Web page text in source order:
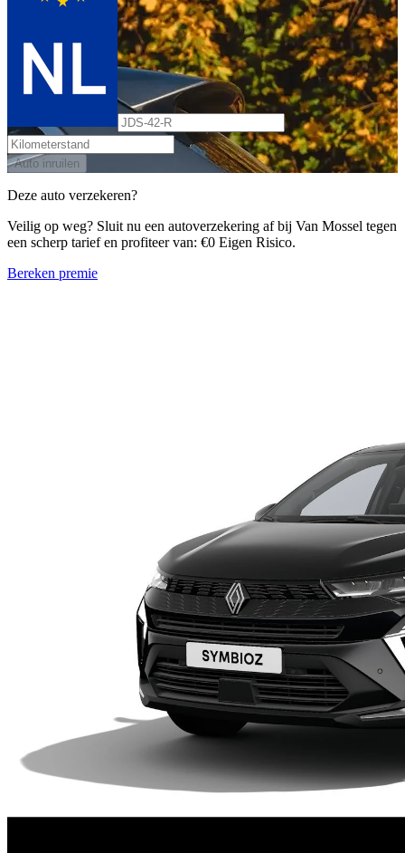
Auto inruilen
Deze auto verzekeren?
Veilig op weg? Sluit nu een autoverzekering af bij Van Mossel tegen
een scherp tarief en profiteer van: €0 Eigen Risico.
Bereken premie